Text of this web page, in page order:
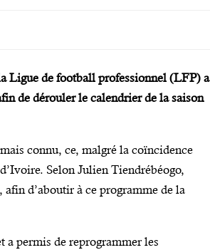
Ligue de football professionnel (LFP) a
de dérouler le calendrier de la saison
connu, ce, malgré la coïncidence
Selon Julien Tiendrébéogo,
d’aboutir à ce programme de la
a permis de reprogrammer les